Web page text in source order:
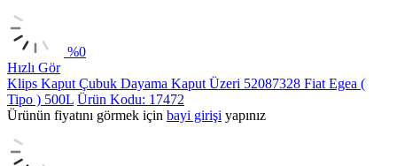
%0
Hızlı Gör
Klips Kaput Çubuk Dayama Kaput Üzeri 52087328 Fiat Egea (
Tipo ) 500L Ürün Kodu: 17472
Ürünün fiyatını görmek için bayi girişi yapınız